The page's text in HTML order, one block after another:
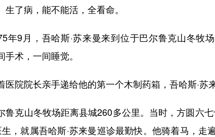
生了病，能不能活，全看命。
9月，吾哈斯·苏来曼来到位于巴尔鲁克山冬牧
手术，一间睡觉。
院院长亲手递给他的第一个木制药箱，吾哈斯·苏
克山冬牧场距离县城260多公里。当时，方圆六七
，就属吾哈斯·苏来曼巡诊最勤快。他骑着马，